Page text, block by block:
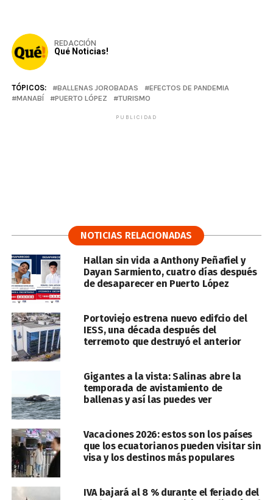
REDACCIÓN
Qué Noticias!
TÓPICOS: BALLENAS JOROBADAS
EFECTOS DE PANDEMIA
MANABÍ
PUERTO LÓPEZ TURISMO
PUBLICIDAD
NOTICIAS RELACIONADAS
Hallan sin vida a Anthony Peñafiel y
Dayan Sarmiento, cuatro días después
de desaparecer en Puerto López
Portoviejo estrena nuevo edifcio del
IESS, una década después del
terremoto que destruyó el anterior
Gigantes a la vista: Salinas abre la
temporada de avistamiento de
ballenas y así las puedes ver
Vacaciones 2026: estos son los países
que los ecuatorianos pueden visitar sin
visa y los destinos más populares
IVA bajará al 8 % durante el feriado del